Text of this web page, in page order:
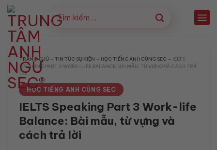
Bỏ
qua
nội
dung
TRANG CHỦ — TIN TỨC SỰ KIỆN — HỌC TIẾNG ANH CÙNG SEC — IELTS
SPEAKING PART 3 WORK-LIFE BALANCE: BÀI MẪU, TỪ VỰNG VÀ CÁCH TRẢ
LỜI
HỌC TIẾNG ANH CÙNG SEC
IELTS Speaking Part 3 Work-life
Balance: Bài mẫu, từ vựng và
cách trả lời